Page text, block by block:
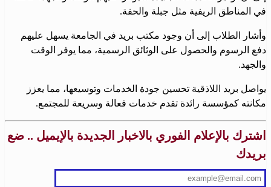
في المناطق الريفية مثل جبلة والحفة.
وأشار الطلاب إلى أن وجود مكتب بريد في الجامعة يسهل عليهم
دفع الرسوم والحصول على الوثائق الرسمية، مما يوفر الوقت
والجهد.
يواصل بريد اللاذقية تحسين جودة الخدمات وتوسيعها، مما يعزز
مكانته كمؤسسة رائدة تقدم خدمات فعالة وسريعة للمجتمع.
اشترك بالإعلام الفوري بالاخبار الجديدة بالإيميل .. ضع
بريدك